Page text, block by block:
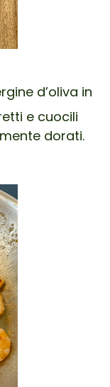
d’oliva in
e cuocili
dorati.